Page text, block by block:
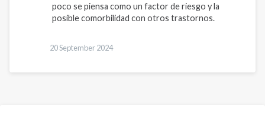
poco se piensa como un factor de riesgo y la
posible comorbilidad con otros trastornos.
20 September 2024